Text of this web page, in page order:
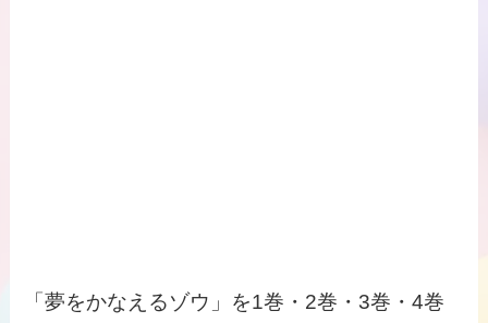
「夢をかなえるゾウ」を1巻・2巻・3巻・4巻